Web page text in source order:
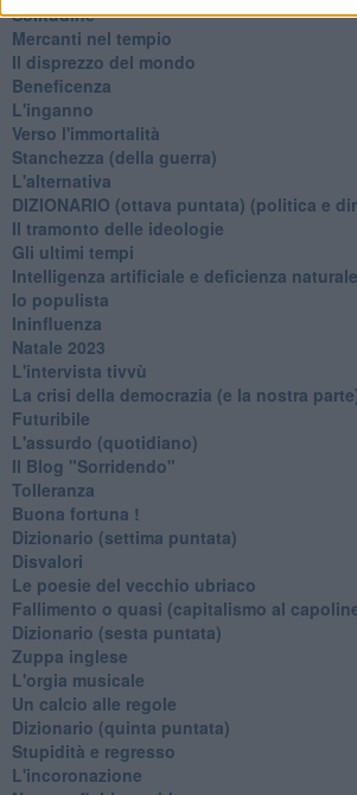
Solitudine
Mercanti nel tempio
Il disprezzo del mondo
Beneficenza
L'inganno
Verso l'immortalità
Stanchezza (della guerra)
L'alternativa
​DIZIONARIO (ottava puntata) (politica e
Il tramonto delle ideologie
Gli ultimi tempi
Intelligenza artificiale e deficienza naturale
Io populista
Ininfluenza
Natale 2023
L'intervista tivvù
La crisi della democrazia (e la nostra
Futuribile
L'assurdo (quotidiano)
Il Blog "Sorridendo"
Tolleranza
Buona fortuna !
​Dizionario (settima puntata)
Disvalori
Le poesie del vecchio ubriaco
Fallimento o quasi (capitalismo al
Dizionario (sesta puntata)
Zuppa inglese
L'orgia musicale
Un calcio alle regole
Dizionario (quinta puntata)
Stupidità e regresso
L'incoronazione